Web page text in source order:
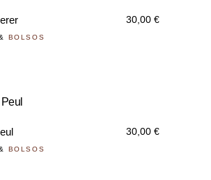
30,00 €
BOLSOS
30,00 €
BOLSOS